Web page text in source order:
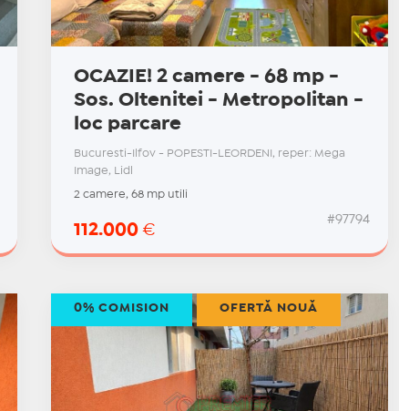
OCAZIE! 2 camere - 68 mp -
Sos. Oltenitei - Metropolitan -
loc parcare
Bucuresti-Ilfov - POPESTI-LEORDENI, reper: Mega
Image, Lidl
2 camere, 68 mp utili
112.000€
#97794
0% COMISION OFERTĂ NOUĂ